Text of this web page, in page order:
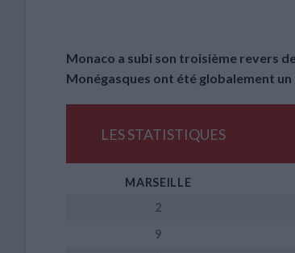
Monaco a subi son troisième revers
Monégasques ont été globalement
LES STATISTIQUES
MARSEILLE
2
9